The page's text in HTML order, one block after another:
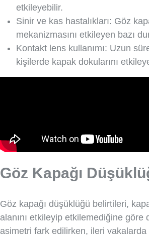
etkileyebilir.
Sinir ve kas hastalıkları: Göz
mekanizmasını etkileyen bazı
Kontakt lens kullanımı: Uzun
kişilerde kapak dokularını
Göz Kapağı
Göz kapağı düşüklüğü belirtileri,
alanını etkileyip etkilemediğine
asimetri fark edilirken, ileri